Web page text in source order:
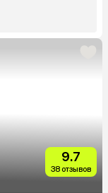
9.7
38 отзывов